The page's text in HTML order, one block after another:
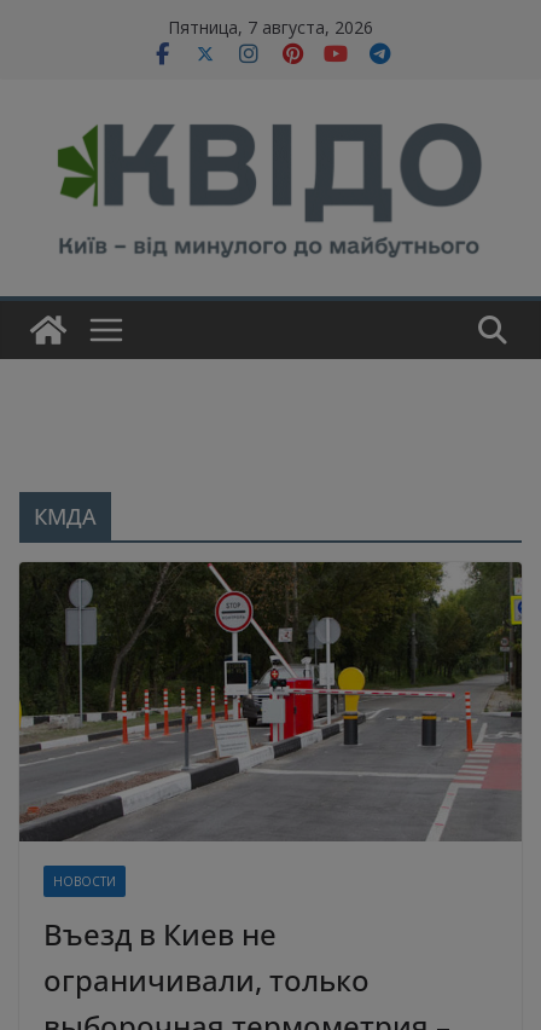
Пятница, 7 августа, 2026
КМДА
НОВОСТИ
Въезд в Киев не
ограничивали, только
modal-check